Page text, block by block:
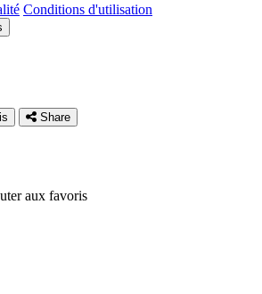
Conditions d'utilisation
Share
aux favoris